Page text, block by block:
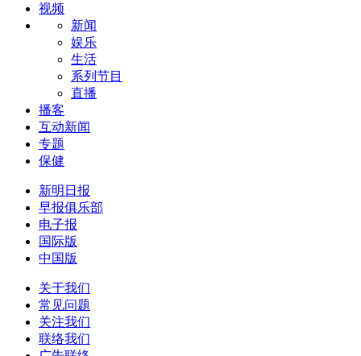
视频
新闻
娱乐
生活
系列节目
直播
播客
互动新闻
专题
保健
新明日报
早报俱乐部
电子报
国际版
中国版
关于我们
常见问题
关注我们
联络我们